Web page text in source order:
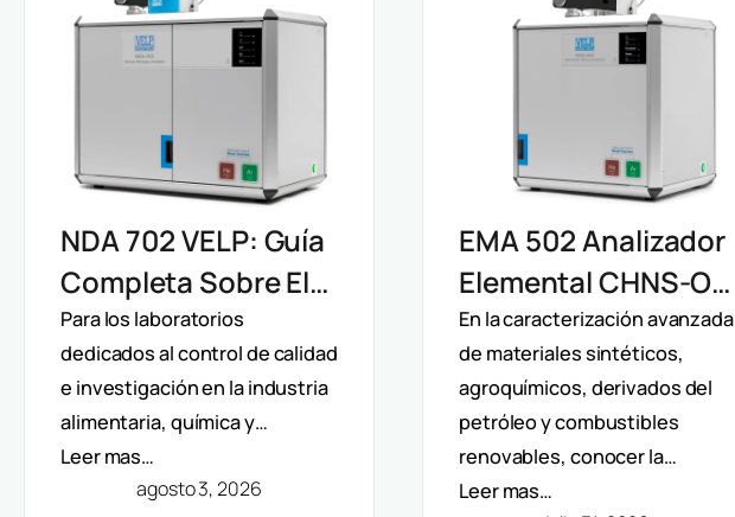
NDA 702 VELP: Guía
Completa Sobre El
Analizador De
Nitrógeno Y
Proteínas Por
Método Dumas
Para los laboratorios
dedicados al control de calidad
e investigación en la industria
alimentaria, química y…
Leer mas…
agosto 3, 2026
EMA 502 Analizador
Elemental CHNS-O
Velp: Determinación
Directa De Oxígeno
Y Análisis
Multiparámetro
En la caracterización avanzada
de materiales sintéticos,
agroquímicos, derivados del
petróleo y combustibles
renovables, conocer la…
Leer mas…